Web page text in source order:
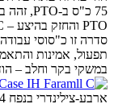
סדרה זו כ"סוסי
תפעול, אמינות
במשקי בקר וחלב –